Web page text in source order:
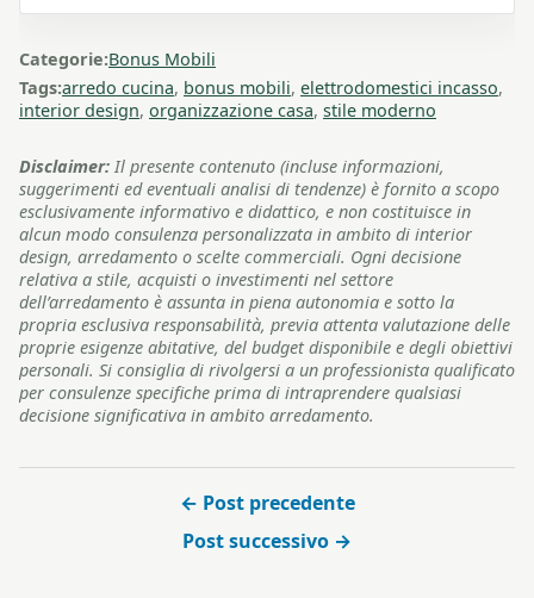
Categorie:Bonus Mobili
Tags:arredo cucina, bonus mobili, elettrodomestici incasso,
interior design, organizzazione casa, stile moderno
Disclaimer: Il presente contenuto (incluse informazioni,
suggerimenti ed eventuali analisi di tendenze) è fornito a scopo
esclusivamente informativo e didattico, e non costituisce in
alcun modo consulenza personalizzata in ambito di interior
design, arredamento o scelte commerciali. Ogni decisione
relativa a stile, acquisti o investimenti nel settore
dell’arredamento è assunta in piena autonomia e sotto la
propria esclusiva responsabilità, previa attenta valutazione delle
proprie esigenze abitative, del budget disponibile e degli obiettivi
personali. Si consiglia di rivolgersi a un professionista qualificato
per consulenze specifiche prima di intraprendere qualsiasi
decisione significativa in ambito arredamento.
← Post precedente
Post successivo →